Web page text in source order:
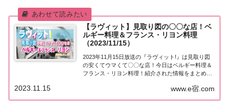
【ラヴィット】見取り図の〇〇な店！ベ
ルギー料理＆フランス・リヨン料理
（2023/11/15）
2023年11月15日放送の『ラヴィット!』は見取り図
の安くてウマくて〇〇な店！今日はベルギー料理＆
フランス・リヨン料理！紹介された情報をまとめま
〇〇な店「ベルギー＆フランス・リヨン料理」東京
に数多ある安くてウマいが一癖ある店。そんな...
www.e宿.com
2023.11.15